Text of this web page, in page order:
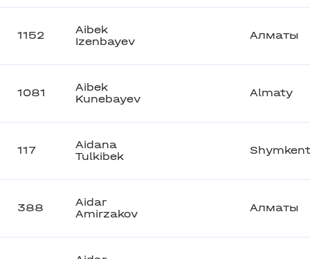
1152
Aibek
Izenbayev
Алматы
1081
Aibek
Kunebayev
Almaty
117
Aidana
Tulkibek
Shymkent
388
Aidar
Amirzakov
Алматы